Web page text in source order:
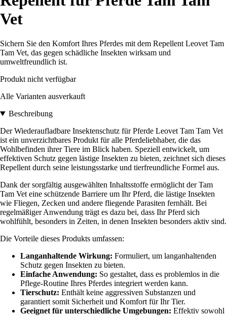
Vet
Sichern Sie den Komfort Ihres Pferdes mit dem Repellent Leovet Tam
Tam Vet, das gegen schädliche Insekten wirksam und
umweltfreundlich ist.
Produkt nicht verfügbar
Alle Varianten ausverkauft
Beschreibung
Der Wiederaufladbare Insektenschutz für Pferde Leovet Tam Tam Vet
ist ein unverzichtbares Produkt für alle Pferdeliebhaber, die das
Wohlbefinden ihrer Tiere im Blick haben. Speziell entwickelt, um
effektiven Schutz gegen lästige Insekten zu bieten, zeichnet sich dieses
Repellent durch seine leistungsstarke und tierfreundliche Formel aus.
Dank der sorgfältig ausgewählten Inhaltsstoffe ermöglicht der Tam
Tam Vet eine schützende Barriere um Ihr Pferd, die lästige Insekten
wie Fliegen, Zecken und andere fliegende Parasiten fernhält. Bei
regelmäßiger Anwendung trägt es dazu bei, dass Ihr Pferd sich
wohlfühlt, besonders in Zeiten, in denen Insekten besonders aktiv sind.
Die Vorteile dieses Produkts umfassen:
Langanhaltende Wirkung: Formuliert, um langanhaltenden
Schutz gegen Insekten zu bieten.
Einfache Anwendung: So gestaltet, dass es problemlos in die
Pflege-Routine Ihres Pferdes integriert werden kann.
Tierschutz: Enthält keine aggressiven Substanzen und
garantiert somit Sicherheit und Komfort für Ihr Tier.
Geeignet für unterschiedliche Umgebungen: Effektiv sowohl